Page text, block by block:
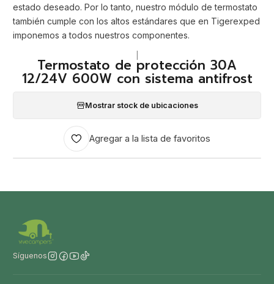
estado deseado. Por lo tanto, nuestro módulo de termostato
también cumple con los altos estándares que en Tigerexped
imponemos a todos nuestros componentes.
Termostato de protección 30A
12/24V 600W con sistema antifrost
Mostrar stock de ubicaciones
Agregar a la lista de favoritos
Síguenos